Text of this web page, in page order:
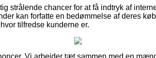
strålende chancer for at få indtryk af
kan forfatte en bedømmelse af deres
tilfredse kunderne er.
Vi arbejder tæt sammen med en